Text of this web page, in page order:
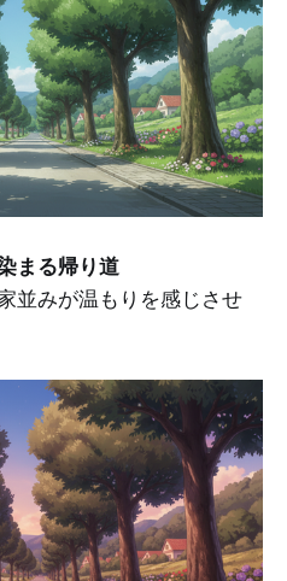
まる帰り道
並みが温もりを感じさせ